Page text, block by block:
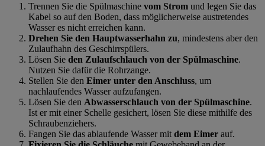
Trennen Sie die Spülmaschine vom Strom und legen Sie das
Kabel so auf den Boden, dass möglicherweise austretendes
Wasser es nicht erreichen kann.
Drehen Sie den Hauptwasserhahn zu, mindestens aber den
Zulaufhahn des Geschirrspülers.
Lösen Sie den Zulaufschlauch von der Spülmaschine.
Nutzen Sie dafür die Rohrzange.
Stellen Sie den Eimer unter den Anschluss, um
nachlaufendes Wasser aufzufangen.
Lösen Sie den Abwasserschlauch von der Spülmaschine.
Ist er mit einer Schelle gesichert, lösen Sie diese mithilfe des
Schraubenziehers.
Fangen Sie das ablaufende Wasser mit dem Eimer auf.